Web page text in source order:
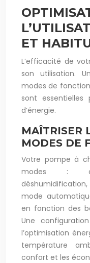
ET
L’efficacité de
son utilisation.
modes de
sont essentielles
d’énergie.
MAÎTRISER
MODES DE
Votre pompe à
modes :
mode
en fonction des
Une
l’optimisation
température
confort et les